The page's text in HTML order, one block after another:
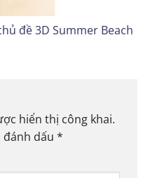
đề 3D Summer Beach
hiển thị công khai.
dấu *